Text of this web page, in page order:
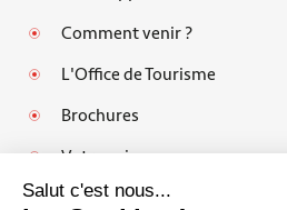
Comment venir ?
L'Office de Tourisme
Brochures
Votre avis
Salut c'est nous...